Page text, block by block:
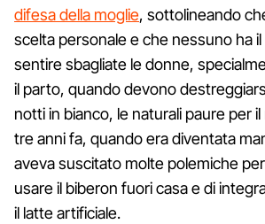
difesa della moglie, sottolineando
scelta personale e che nessuno ha
sentire sbagliate le donne,
il parto, quando devono
notti in bianco, le naturali paure per
tre anni fa, quando era diventata
aveva suscitato molte polemiche
usare il biberon fuori casa e di
il latte artificiale.